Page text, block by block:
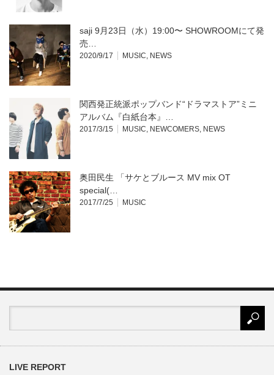
saji 9月23日（水）19:00〜 SHOWROOMにて発
売…
2020/9/17 MUSIC, NEWS
関西発正統派ポップバンド“ドラマストア”ミニ
アルバム『白紙台本』…
2017/3/15 MUSIC, NEWCOMERS, NEWS
奥田民生 「サケとブルース MV mix OT
special(…
2017/7/25 MUSIC
LIVE REPORT